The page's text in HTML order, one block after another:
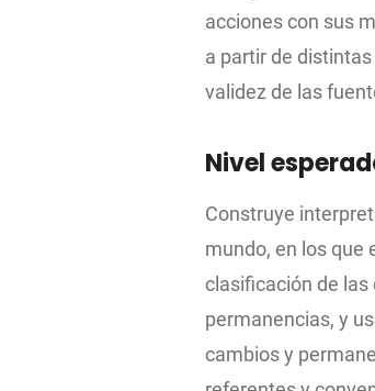
acciones con sus
a partir de
validez de las
Nivel
Construye
mundo, en los que
clasificación de
permanencias, y
cambios y